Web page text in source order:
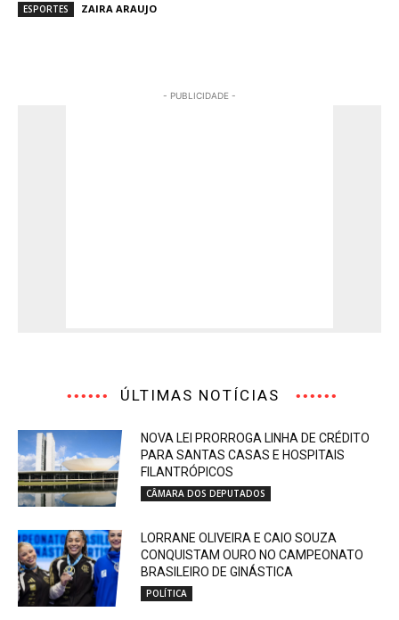
ESPORTES ZAIRA ARAUJO
- PUBLICIDADE -
ÚLTIMAS NOTÍCIAS
NOVA LEI PRORROGA LINHA DE CRÉDITO
PARA SANTAS CASAS E HOSPITAIS
FILANTRÓPICOS
CÂMARA DOS DEPUTADOS
LORRANE OLIVEIRA E CAIO SOUZA
CONQUISTAM OURO NO CAMPEONATO
BRASILEIRO DE GINÁSTICA
POLÍTICA